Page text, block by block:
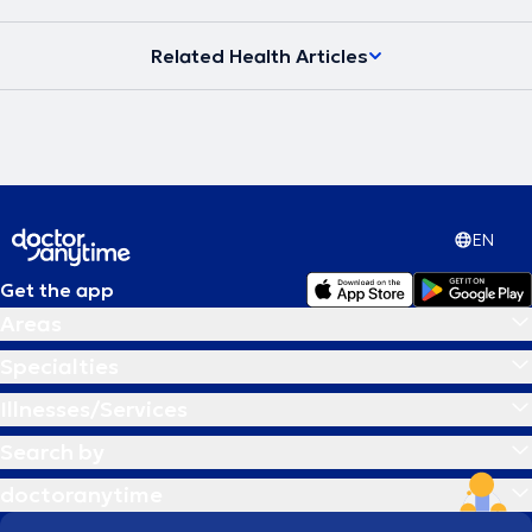
ιατρική εντείνεται όλο και περισσότερο η προσπάθεια για
Related Health Articles
EN
Get the app